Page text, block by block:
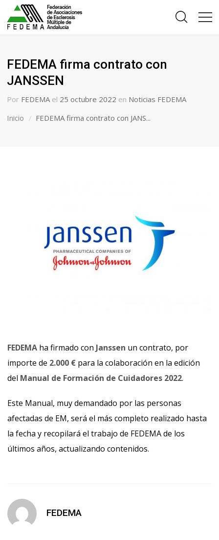
FEDEMA firma contrato con
JANSSEN
Por FEDEMA el 25 octubre 2022 en Noticias FEDEMA
Inicio
FEDEMA firma contrato con JANS...
FEDEMA ha firmado con Janssen un contrato, por
importe de 2.000 € para la colaboración en la edición
del Manual de Formación de Cuidadores 2022.
Este Manual, muy demandado por las personas
afectadas de EM, será el más completo realizado hasta
la fecha y recopilará el trabajo de FEDEMA de los
últimos años, actualizando contenidos.
FEDEMA